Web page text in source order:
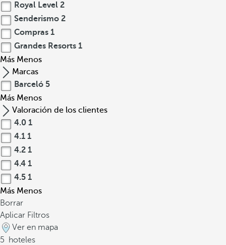
Royal Level 2
Senderismo 2
Compras 1
Grandes Resorts 1
Más Menos
Marcas
Barceló 5
Más Menos
Valoración de los clientes
4.0 1
4.1 1
4.2 1
4.4 1
4.5 1
Más Menos
Borrar
Aplicar Filtros
Ver en mapa
5
hoteles